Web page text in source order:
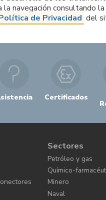
la navegación consultando la
de Privacidad del
Certificados
Sectores
Petróleo y gas
Químico-
Minero
Naval